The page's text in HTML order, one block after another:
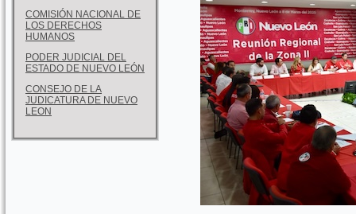
COMISIÓN NACIONAL DE
LOS DERECHOS
HUMANOS
PODER JUDICIAL DEL
ESTADO DE NUEVO LEÓN
CONSEJO DE LA
JUDICATURA DE NUEVO
LEON